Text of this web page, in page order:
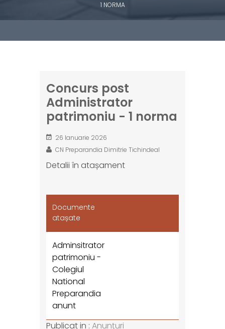
1 NORMA
Concurs post
Administrator
patrimoniu - 1 norma
26 Ianuarie 2026
CN Preparandia Dimitrie Tichindeal
Detalii în atașament
Documente
atașate
Adminsitrator
patrimoniu -
Colegiul
National
Preparandia
anunt
Publicat in : Anunțuri